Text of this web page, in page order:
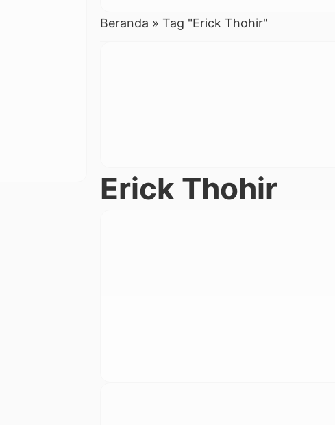
Beranda » Tag "Erick Thohir"
Erick Thohir